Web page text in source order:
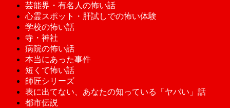
芸能界・有名人の怖い話
心霊スポット・肝試しでの怖い体験
学校の怖い話
寺・神社
病院の怖い話
本当にあった事件
短くて怖い話
師匠シリーズ
表に出てない、あなたの知っている「ヤバい」話
都市伝説